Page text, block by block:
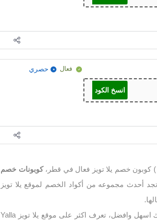
فعال حصري
انسخ الكود
) كوبون خصم يلا تويز فعال في قطر،كوبونات خصم
خصم فعال 100% ، تجد أحدث مجموعه من أكواد الخصم لموقع يلا تويز
يقدم يلا تويز افضل المنتجات لجعل حياه طفلك اسهل وافضل، تعرف اكثر على موقع يلا تويز Yalla